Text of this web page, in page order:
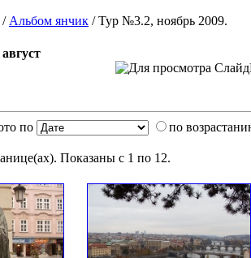
/ Альбом янчик / Тур №3.2, ноябрь 2009.
по по
Показаны с 1 по 12.